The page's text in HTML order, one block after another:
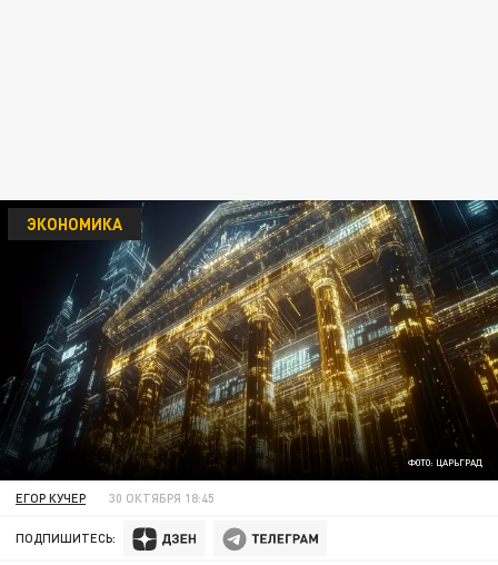
ФОТО: ЦАРЬГРАД
ЭКОНОМИКА
ЕГОР КУЧЕР 30 ОКТЯБРЯ 18:45
ПОДПИШИТЕСЬ: